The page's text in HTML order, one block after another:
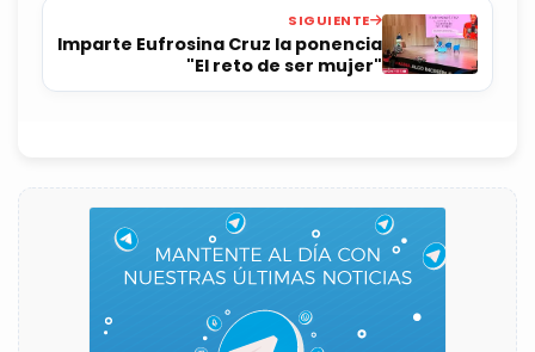
SIGUIENTE
Imparte Eufrosina Cruz la ponencia
"El reto de ser mujer"